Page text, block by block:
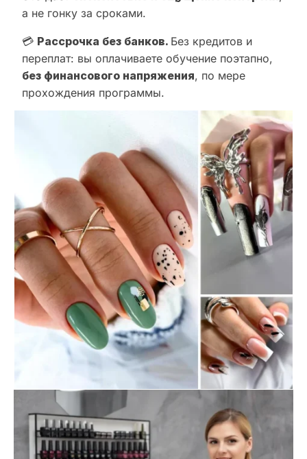
а не гонку за сроками.
💳 Рассрочка без банков. Без кредитов и
переплат: вы оплачиваете обучение поэтапно,
без финансового напряжения, по мере
прохождения программы.